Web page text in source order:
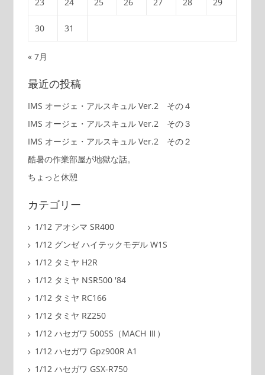
30 31
« 7月
最近の投稿
IMS オージェ・アルスキュル Ver.2 その４
IMS オージェ・アルスキュル Ver.2 その３
IMS オージェ・アルスキュル Ver.2 その２
酷暑の作業部屋が地獄な話。
ちょっと休憩
カテゴリー
1/12 アオシマ SR400
1/12 グンゼ ハイテックモデル W1S
1/12 タミヤ H2R
1/12 タミヤ NSR500 '84
1/12 タミヤ RC166
1/12 タミヤ RZ250
1/12 ハセガワ 500SS（MACH Ⅲ）
1/12 ハセガワ Gpz900R A1
1/12 ハセガワ GSX-R750